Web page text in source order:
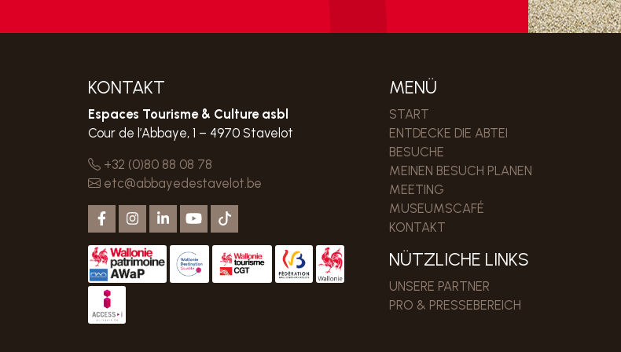
KONTAKT
Espaces Tourisme & Culture asbl
Cour de l’Abbaye, 1 – 4970 Stavelot
+32 (0)80 88 08 78
etc@abbayedestavelot.be
MENÜ
START
ENTDECKE DIE ABTEI
BESUCHE
MEINEN BESUCH PLANEN
MEETING
MUSEUMSCAFÉ
KONTAKT
NÜTZLICHE LINKS
UNSERE PARTNER
PRO & PRESSEBEREICH